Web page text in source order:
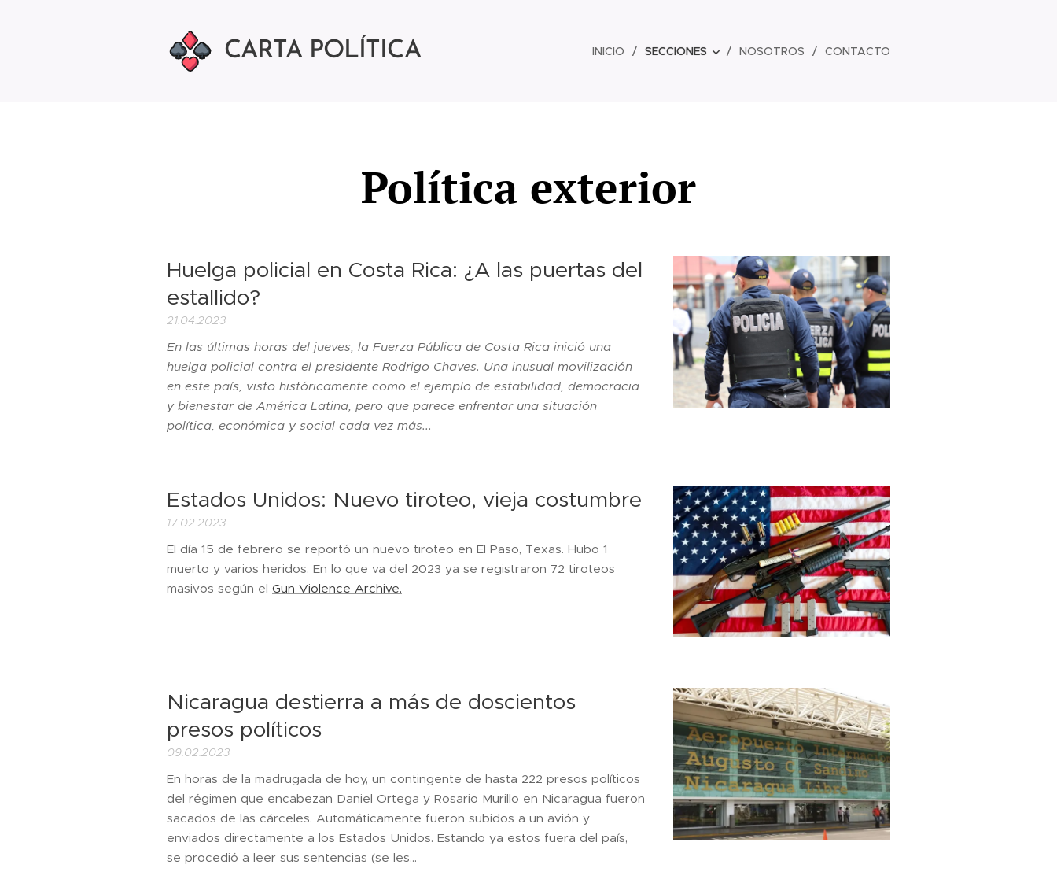
CARTA POLÍTICA INICIO SECCIONES NOSOTROS CONTACTO
Política exterior
Huelga policial en Costa Rica: ¿A las puertas del
estallido?
21.04.2023
En las últimas horas del jueves, la Fuerza Pública de Costa Rica inició una
huelga policial contra el presidente Rodrigo Chaves. Una inusual movilización
en este país, visto históricamente como el ejemplo de estabilidad, democracia
y bienestar de América Latina, pero que parece enfrentar una situación
política, económica y social cada vez más...
Estados Unidos: Nuevo tiroteo, vieja costumbre
17.02.2023
El día 15 de febrero se reportó un nuevo tiroteo en El Paso, Texas. Hubo 1
muerto y varios heridos. En lo que va del 2023 ya se registraron 72 tiroteos
masivos según el Gun Violence Archive.
Nicaragua destierra a más de doscientos
presos políticos
09.02.2023
En horas de la madrugada de hoy, un contingente de hasta 222 presos políticos
del régimen que encabezan Daniel Ortega y Rosario Murillo en Nicaragua fueron
sacados de las cárceles. Automáticamente fueron subidos a un avión y
enviados directamente a los Estados Unidos. Estando ya estos fuera del país,
se procedió a leer sus sentencias (se les...